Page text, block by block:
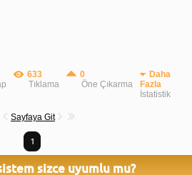
633
Tıklama
0
Öne Çıkarma
Daha
Fazla
İstatistik
Sayfaya Git
1
sizce uyumlu mu?